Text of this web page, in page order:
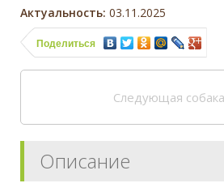
Актуальность: 03.11.2025
Поделиться
Следующая собака
Описание